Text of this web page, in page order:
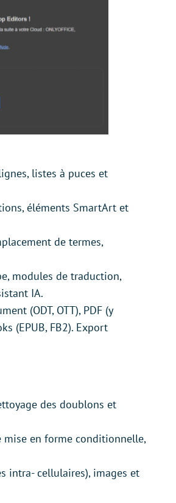
listes à puces et
éléments SmartArt et
de termes,
modules de traduction,
IA.
(ODT, OTT), PDF (y
(EPUB, FB2). Export
des doublons et
en forme conditionnelle,
intra- cellulaires), images et